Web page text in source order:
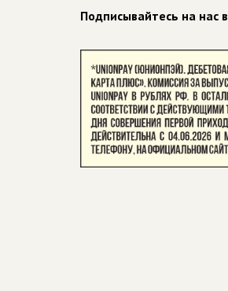
Подписывайтесь на нас в